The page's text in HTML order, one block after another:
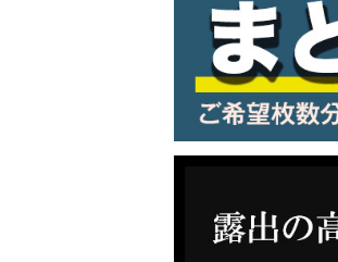
LINE連携でクーポンもらえる!!